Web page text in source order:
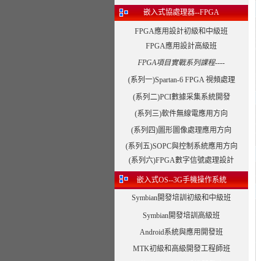
嵌入式協處理器--FPGA
FPGA應用設計初級和中級班
FPGA應用設計高級班
FPGA項目實戰系列課程----
(系列一)Spartan-6 FPGA 視頻處理
(系列二)PCI數據采集系統開發
(系列三)軟件無線電應用方向
(系列四)圖形圖像處理應用方向
(系列五)SOPC與控制系統應用方向
(系列六)FPGA數字信號處理設計
嵌入式OS--3G手機操作系統
Symbian開發培訓初級和中級班
Symbian開發培訓高級班
Android系統與應用開發班
MTK初級和高級開發工程師班